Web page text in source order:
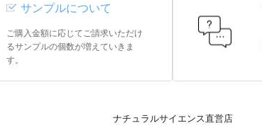
サンプルについて
ご購入金額に応じてご請求いただけ
るサンプルの個数が増えていきま
す。
ナチュラルサイエンス直営店